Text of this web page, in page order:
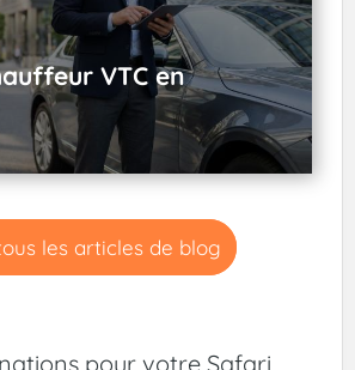
VTC en
les articles de blog
pour votre Safari